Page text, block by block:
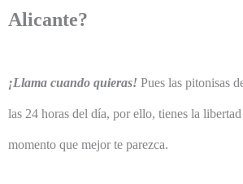
Alicante?
¡Llama cuando quieras! Pues las pitonisas
las 24 horas del día, por ello, tienes la
momento que mejor te parezca.